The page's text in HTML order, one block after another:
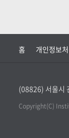
홈 개인정보
(08826) 서울시
Copyright(C)